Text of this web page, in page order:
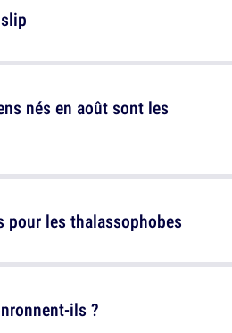
nés en août sont les
ils ?
pour les thalassophobes